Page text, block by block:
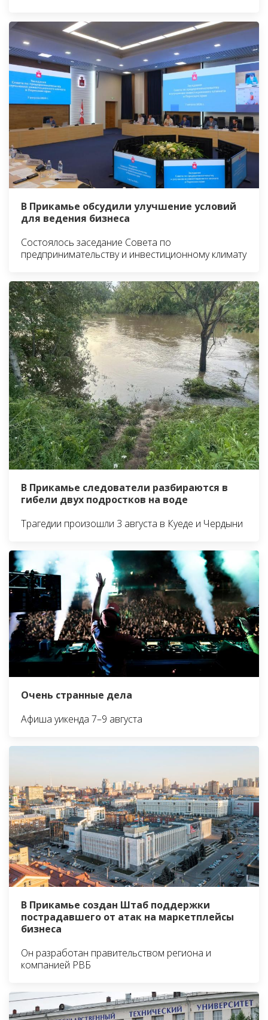
В Прикамье обсудили улучшение условий
для ведения бизнеса
Состоялось заседание Совета по
предпринимательству и инвестиционному климату
В Прикамье следователи разбираются в
гибели двух подростков на воде
Трагедии произошли 3 августа в Куеде и Чердыни
Очень странные дела
Афиша уикенда 7–9 августа
В Прикамье создан Штаб поддержки
пострадавшего от атак на маркетплейсы
бизнеса
Он разработан правительством региона и
компанией РВБ